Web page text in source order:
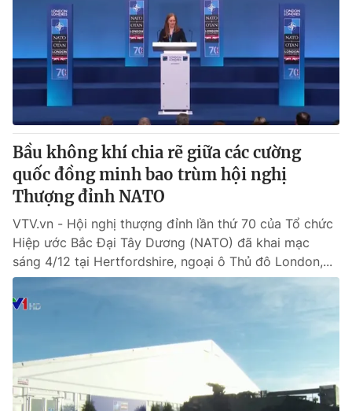
Bầu không khí chia rẽ giữa các cường
quốc đồng minh bao trùm hội nghị
Thượng đỉnh NATO
VTV.vn - Hội nghị thượng đỉnh lần thứ 70 của Tổ chức
Hiệp ước Bắc Đại Tây Dương (NATO) đã khai mạc
sáng 4/12 tại Hertfordshire, ngoại ô Thủ đô London,...